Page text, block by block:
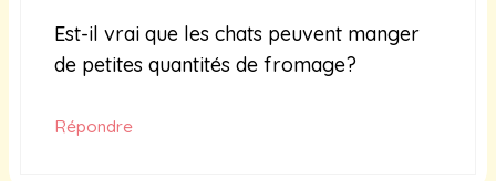
Est-il vrai que les chats peuvent manger
de petites quantités de fromage?
Répondre